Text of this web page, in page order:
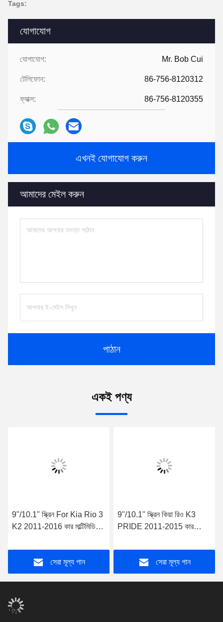
যোগাযোগ
যোগাযোগ: Mr. Bob Cui
টেলিফোন: 86-756-8120312
ফ্যাক্স: 86-756-8120355
এখনই যোগাযোগ করুন
আমাদের মেইল ​​করুন
পাঠান
Tags:
একই পণ্য
9"/10.1" স্ক্রিন For Kia Rio 3
K2 2011-2016 কার মাল্টিমিডিয়া
সেরা মূল্য পান
9"/10.1" স্ক্রিন কিয়া রিও K3
PRIDE 2011-2015 কার
প্লেয়ারের জন্য
সেরা মূল্য পান